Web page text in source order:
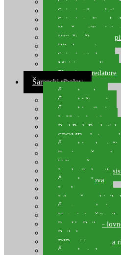
Spinning setovi
Spinning kompleti
Spinning udice,
Kopče, vrtilice i
Kliješta, škare za
Ribolov pastrve
Spinning torbe
Mirisi za varalice
Plovci za predatore
Šaranski ribolov
Šaranske role
Šaranski štapovi
Šaranski najloni
Indikatori ugriza
Rod Pod, Banksticks
SPOMB rakete,
Šaranski podmetači,
Pernice za šaranske
Udice za šarana,
Izrada ribolovnih
Šaranska olova
Leadcore
Igle za šaranski
Špage, upredenice
Vaganje i zaštita ribe
Pop Up Boile –
Boile lovne
DIP-ovi i arome za
Šaranske torbe